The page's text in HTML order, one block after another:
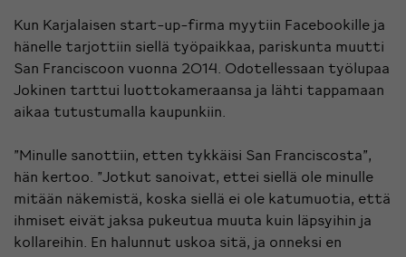
Kun Karjalaisen start-up-firma myytiin Facebookille ja
hänelle tarjottiin siellä työpaikkaa, pariskunta muutti
San Franciscoon vuonna 2014. Odotellessaan työlupaa
Jokinen tarttui luottokameraansa ja lähti tappamaan
aikaa tutustumalla kaupunkiin.
”Minulle sanottiin, etten tykkäisi San Franciscosta”,
hän kertoo. ”Jotkut sanoivat, ettei siellä ole minulle
mitään näkemistä, koska siellä ei ole katumuotia, että
ihmiset eivät jaksa pukeutua muuta kuin läpsyihin ja
kollareihin. En halunnut uskoa sitä, ja onneksi en